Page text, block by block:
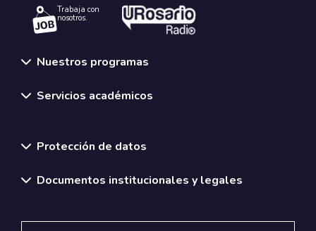
Trabaja con
nosotros.
Nuestros programas
Servicios académicos
Protección de datos
Documentos institucionales y legales